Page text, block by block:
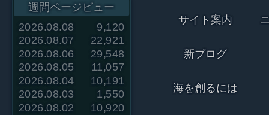
週間ページビュー
2026.08.08
9,120
2026.08.07
22,921
2026.08.06
29,548
2026.08.05
11,057
2026.08.04
10,191
2026.08.03
1,550
2026.08.02
10,920
サイト案内
新ブログ
海を創るには